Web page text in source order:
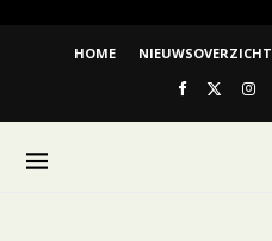
HOME NIEUWSOVERZICHT